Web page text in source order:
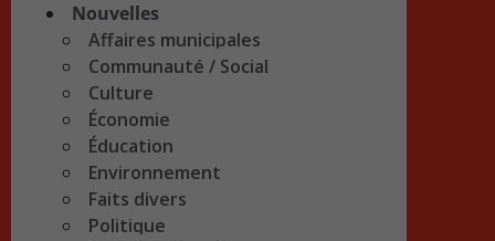
Nouvelles
Affaires municipales
Communauté / Social
Culture
Économie
Éducation
Environnement
Faits divers
Politique